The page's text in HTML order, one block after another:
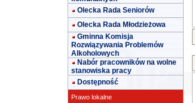
Olecka Rada Seniorów
Olecka Rada Młodzieżowa
Gminna Komisja
Rozwiązywania Problemów
Alkoholowych
Nabór pracowników na wolne
stanowiska pracy
Dostępność
Prawo lokalne